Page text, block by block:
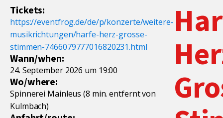
Tickets:
https://eventfrog.de/de/p/konzerte/weitere-
musikrichtungen/harfe-herz-grosse-
stimmen-7466079777016820231.html
Wann/when:
24. September 2026 um 19:00
Wo/where:
Spinnerei Mainleus (8 min. entfernt von
Kulmbach)